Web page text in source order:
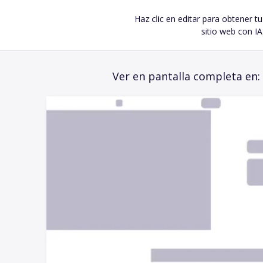
Haz clic en editar para obtener tu
sitio web con IA
Ver en pantalla completa en: